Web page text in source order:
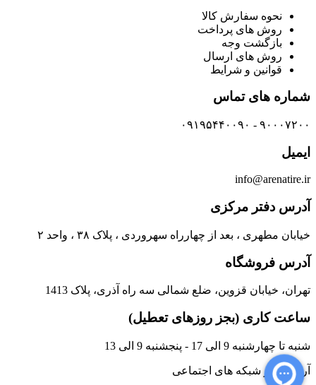
نحوه سفارش کالا
روش های پرداخت
بازگشت وجه
روش های ارسال
قوانین و شرایط
شماره های تماس
۹۰۰۰۷۲۰۰ - ۰۹۱۹۵۴۴۰۰۹۰
ایمیل
info@arenatire.ir
آدرس دفتر مرکزی
خیابان مطهری ، بعد از چهارراه سهروردی ، پلاک ۳۸ ، واحد ۲
آدرس فروشگاه
تهران، خیابان قزوین، ضلع شمالی سه راه آذری، پلاک 1413
ساعت کاری (بجز روزهای تعطیل)
شنبه تا چهارشنبه 9 الی 17 - پنجشنبه 9 الی 13
آرنا تایر در شبکه های اجتماعی